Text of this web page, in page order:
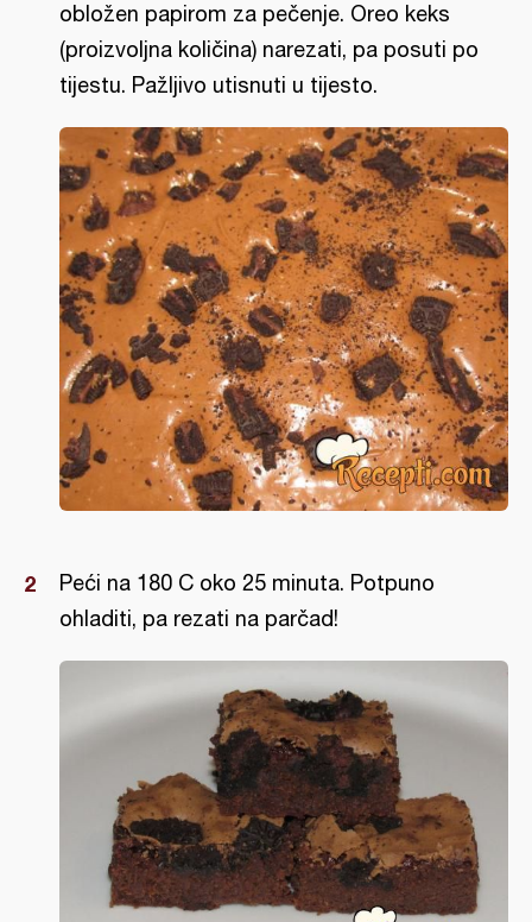
obložen papirom za pečenje. Oreo keks
(proizvoljna količina) narezati, pa posuti po
tijestu. Pažljivo utisnuti u tijesto.
Peći na 180 C oko 25 minuta. Potpuno
ohladiti, pa rezati na parčad!